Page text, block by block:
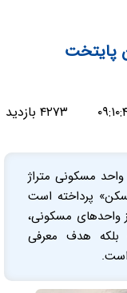
پایتخت
۴۲۷۳ بازدید
مسکونی متراژ
پرداخته است
واحدهای مسکونی،
بلکه هدف معرفی
است.